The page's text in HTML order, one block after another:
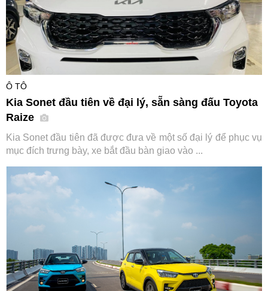
Ô TÔ
Kia Sonet đầu tiên về đại lý, sẵn sàng đấu Toyota
Raize
Kia Sonet đầu tiên đã được đưa về một số đại lý để phục vụ
mục đích trưng bày, xe bắt đầu bàn giao vào ...